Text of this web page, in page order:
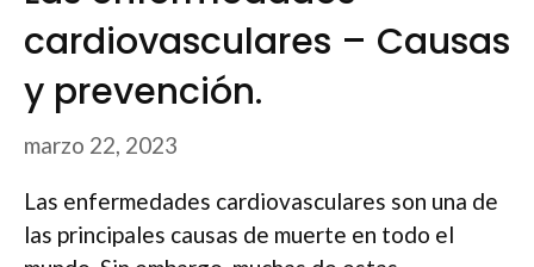
cardiovasculares – Causas
y prevención.
marzo 22, 2023
Las enfermedades cardiovasculares son una de
las principales causas de muerte en todo el